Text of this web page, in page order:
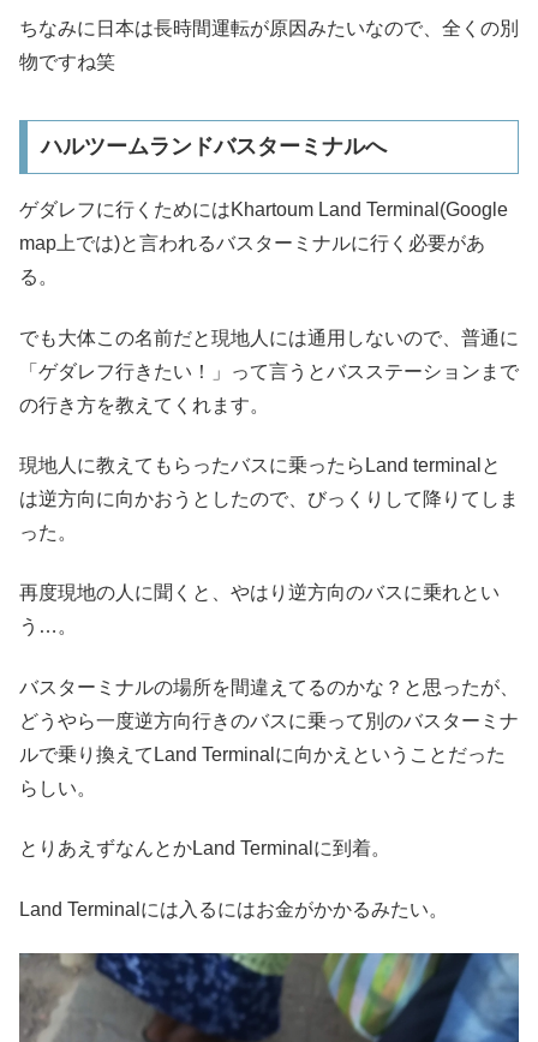
ちなみに日本は長時間運転が原因みたいなので、全くの別
物ですね笑
ハルツームランドバスターミナルへ
ゲダレフに行くためにはKhartoum Land Terminal(Google
map上では)と言われるバスターミナルに行く必要があ
る。
でも大体この名前だと現地人には通用しないので、普通に
「ゲダレフ行きたい！」って言うとバスステーションまで
の行き方を教えてくれます。
現地人に教えてもらったバスに乗ったらLand terminalと
は逆方向に向かおうとしたので、びっくりして降りてしま
った。
再度現地の人に聞くと、やはり逆方向のバスに乗れとい
う…。
バスターミナルの場所を間違えてるのかな？と思ったが、
どうやら一度逆方向行きのバスに乗って別のバスターミナ
ルで乗り換えてLand Terminalに向かえということだった
らしい。
とりあえずなんとかLand Terminalに到着。
Land Terminalには入るにはお金がかかるみたい。